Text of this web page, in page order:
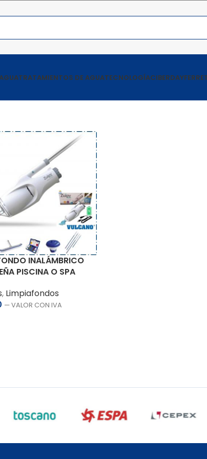
TRATAMIENTOS DE AGUATECNOLOGÍACIBERDAY
INALÁMBRICO
PISCINA O SPA
, Limpiafondos
— VALOR CON IVA